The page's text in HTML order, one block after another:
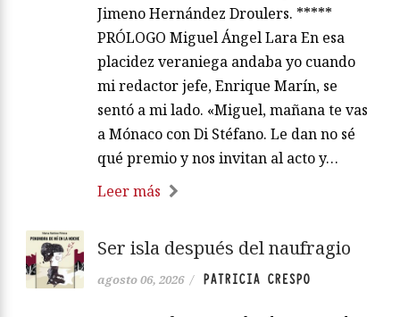
Jimeno Hernández Droulers. *****
PRÓLOGO Miguel Ángel Lara En esa
placidez veraniega andaba yo cuando
mi redactor jefe, Enrique Marín, se
sentó a mi lado. «Miguel, mañana te vas
a Mónaco con Di Stéfano. Le dan no sé
qué premio y nos invitan al acto y…
Leer más
Ser isla después del naufragio
agosto 06, 2026 / PATRICIA CRESPO